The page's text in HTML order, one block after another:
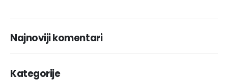
Najnoviji komentari
Kategorije